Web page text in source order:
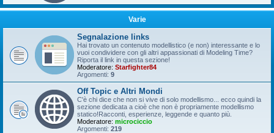
Varie
Segnalazione links
Hai trovato un contenuto modellistico (e non) interessante e lo
vuoi condividere con gli altri appassionati di Modeling Time?
Riporta il link in questa sezione!
Moderatore: Starfighter84
Argomenti: 9
Off Topic e Altri Mondi
C'è chi dice che non si vive di solo modellismo... ecco quindi la
sezione dedicata a cioè che non è propriamente modellismo
statico!Racconti, esperienze, leggende e quanto più.
Moderatore: microciccio
Argomenti: 219